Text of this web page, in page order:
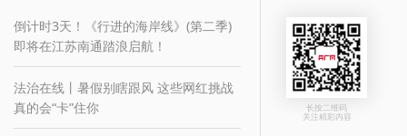
倒计时3天！《行进的海岸线》(第二季)
即将在江苏南通踏浪启航！
法治在线丨暑假别瞎跟风 这些网红挑战
真的会“卡”住你
长按二维码
关注精彩内容